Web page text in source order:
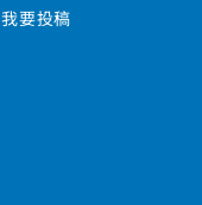
我要投稿